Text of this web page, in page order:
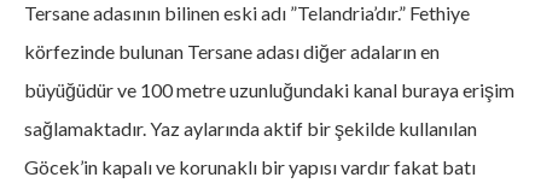
Tersane adasının bilinen eski adı ”Telandria’dır.” Fethiye
körfezinde bulunan Tersane adası diğer adaların en
büyüğüdür ve 100 metre uzunluğundaki kanal buraya erişim
sağlamaktadır. Yaz aylarında aktif bir şekilde kullanılan
Göcek’in kapalı ve korunaklı bir yapısı vardır fakat batı